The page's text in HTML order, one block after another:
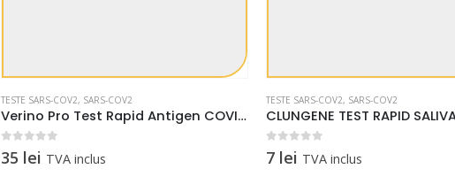
TESTE SARS-COV2, SARS-COV2
Verino Pro Test Rapid Antigen COVID-19 Nasal 5 Buc
0out of 5
35 lei TVA inclus
TESTE SARS-COV2, SARS-COV2
0out of 5
7 lei TVA inclus